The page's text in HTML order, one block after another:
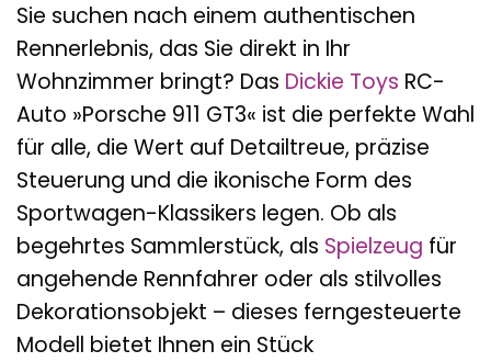
Sie suchen nach einem authentischen
Rennerlebnis, das Sie direkt in Ihr
Wohnzimmer bringt? Das Dickie Toys RC-
Auto »Porsche 911 GT3« ist die perfekte Wahl
für alle, die Wert auf Detailtreue, präzise
Steuerung und die ikonische Form des
Sportwagen-Klassikers legen. Ob als
begehrtes Sammlerstück, als Spielzeug für
angehende Rennfahrer oder als stilvolles
Dekorationsobjekt – dieses ferngesteuerte
Modell bietet Ihnen ein Stück